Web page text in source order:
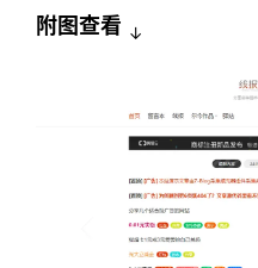
附图查看 ↓